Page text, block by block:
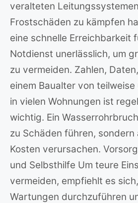
veralteten
Frostschäden zu kämpfen
eine schnelle Erreichbarkeit
Notdienst unerlässlich, um
zu vermeiden. Zahlen,
einem Baualter von
in vielen Wohnungen ist
wichtig. Ein
zu Schäden führen, sondern
Kosten verursachen.
und Selbsthilfe Um teure
vermeiden, empfiehlt es
Wartungen durchzuführen